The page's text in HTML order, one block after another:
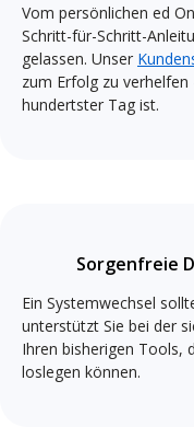
Vom persönlichen ed
Schritt-für-Schritt-
gelassen. Unser
zum Erfolg zu
hundertster Tag ist.
Sorgenfreie
Ein Systemwechsel
unterstützt Sie bei der
Ihren bisherigen Tools,
loslegen können.